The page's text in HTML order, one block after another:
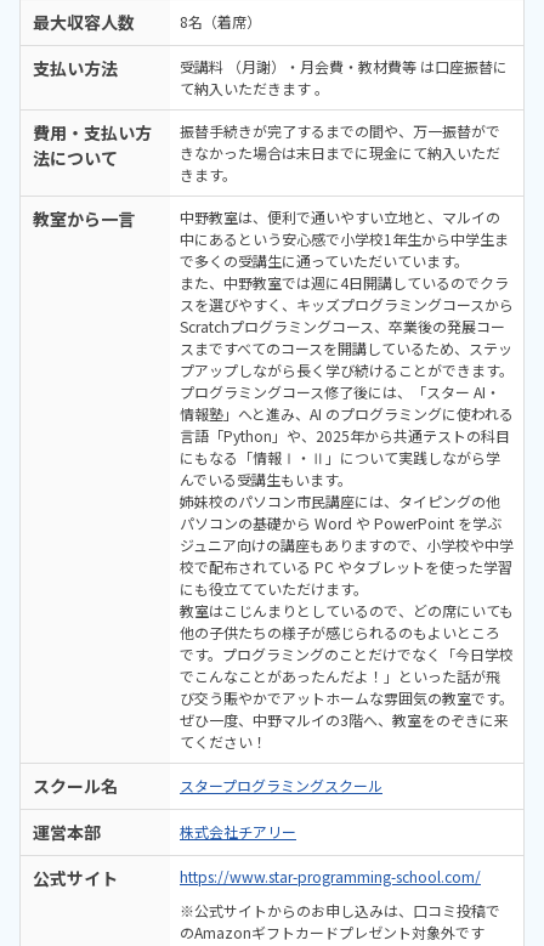
最大収容人数 8名（着席）
支払い方法
受講料 （月謝）・月会費・教材費等 は口座振替に
て納入いただきます 。
費用・支払い方
法について
振替手続きが完了するまでの間や、万一振替がで
きなかった場合は末日までに現金にて納入いただ
きます。
教室から一言
中野教室は、便利で通いやすい立地と、マルイの
中にあるという安心感で小学校1年生から中学生ま
で多くの受講生に通っていただいています。
また、中野教室では週に4日開講しているのでクラ
スを選びやすく、キッズプログラミングコースから
Scratchプログラミングコース、卒業後の発展コー
スまですべてのコースを開講しているため、ステッ
プアップしながら長く学び続けることができます。
プログラミングコース修了後には、「スター AI・
情報塾」へと進み、AI のプログラミングに使われる
言語「Python」や、2025年から共通テストの科目
にもなる「情報Ⅰ・Ⅱ」について実践しながら学
んでいる受講生もいます。
姉妹校のパソコン市民講座には、タイピングの他
パソコンの基礎から Word や PowerPoint を学ぶ
ジュニア向けの講座もありますので、小学校や中学
校で配布されている PC やタブレットを使った学習
にも役立てていただけます。
教室はこじんまりとしているので、どの席にいても
他の子供たちの様子が感じられるのもよいところ
です。プログラミングのことだけでなく「今日学校
でこんなことがあったんだよ！」といった話が飛
び交う賑やかでアットホームな雰囲気の教室です。
ぜひ一度、中野マルイの3階へ、教室をのぞきに来
てください！
スクール名 スタープログラミングスクール
運営本部 株式会社チアリー
公式サイト
https://www.star-programming-school.com/
※公式サイトからのお申し込みは、口コミ投稿で
のAmazonギフトカードプレゼント対象外です